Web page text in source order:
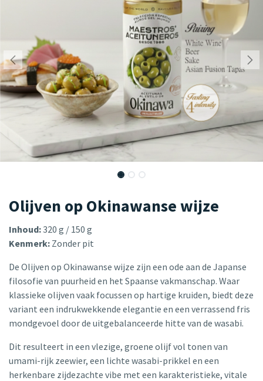
Olijven op Okinawanse wijze
Inhoud:320 g / 150 g
Kenmerk: Zonder pit
De Olijven op Okinawanse wijze zijn een ode aan de Japanse
filosofie van puurheid en het Spaanse vakmanschap. Waar
klassieke olijven vaak focussen op hartige kruiden, biedt deze
variant een indrukwekkende elegantie en een verrassend fris
mondgevoel door de uitgebalanceerde hitte van de wasabi.
Dit resulteert in een vlezige, groene olijf vol tonen van
umami-rijk zeewier, een lichte wasabi-prikkel en een
herkenbare zijdezachte vibe met een karakteristieke, vitale